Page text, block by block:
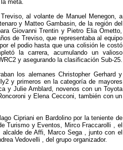
meta.
al volante de Manuel Menegon, a
y Matteo Gambasin, de la región del
Giovanni Trentin y Pietro Elia Ometto,
de Treviso, que representaba al equipo
el podio hasta que una colisión le costó
la carrera, acumulando un valioso
y asegurando la clasificación Sub-25.
los alemanes Christopher Gerhard y
y primeros en la categoría de mayores
y Julie Amblard, novenos con un Toyota
y Elena Cecconi, también con un
Cipriani en Bardolino por la teniente de
Turismo y Eventos, Mirco Fraccarolli , el
de Affi, Marco Sega , junto con el
Vedovelli , del grupo organizador.